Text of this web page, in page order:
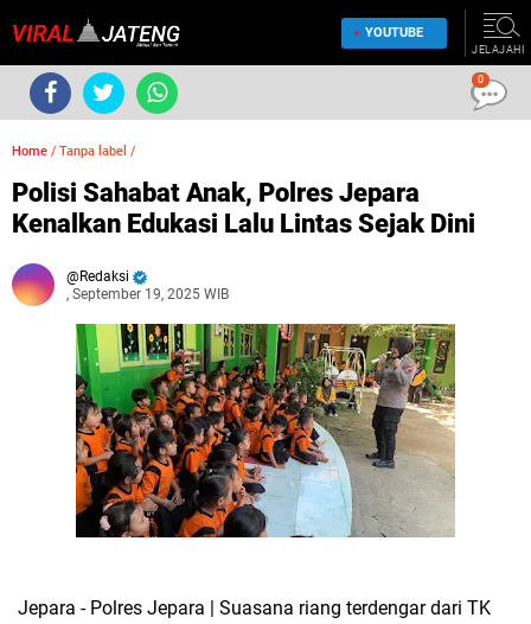
YOUTUBE
JELAJAHI
Home / Tanpa label /
Polisi Sahabat Anak, Polres Jepara
Kenalkan Edukasi Lalu Lintas Sejak Dini
Redaksi
, September 19, 2025 WIB
Jepara - Polres Jepara | Suasana riang terdengar dari TK
0